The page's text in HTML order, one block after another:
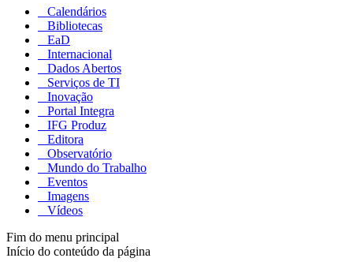
Calendários
Bibliotecas
EaD
Internacional
Dados Abertos
Serviços de TI
Inovação
Portal Integra
IFG Produz
Editora
Observatório
Mundo do Trabalho
Eventos
Imagens
Vídeos
Fim do menu principal
Início do conteúdo da página